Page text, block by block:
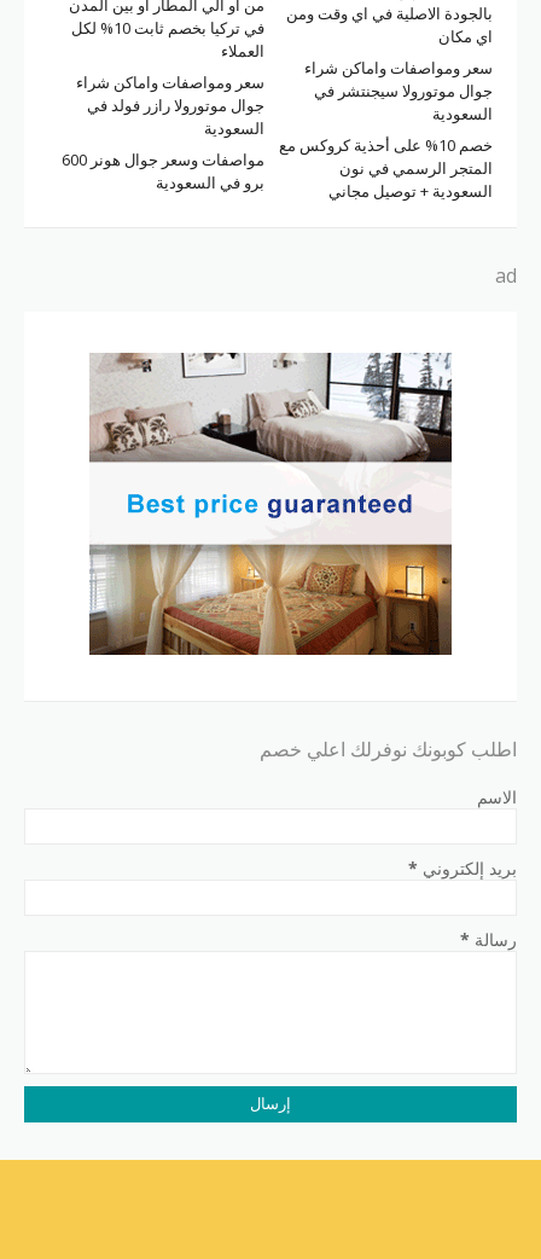
بالجودة الاصلية في اي وقت ومن
اي مكان
من او الي المطار او بين المدن
في تركيا بخصم ثابت 10% لكل
العملاء
سعر ومواصفات واماكن شراء
جوال موتورولا سيجنتشر في
السعودية
سعر ومواصفات واماكن شراء
جوال موتورولا رازر فولد في
السعودية
خصم 10% على أحذية كروكس مع
المتجر الرسمي في نون
السعودية + توصيل مجاني
مواصفات وسعر جوال هونر 600
برو في السعودية
ad
اطلب كوبونك نوفرلك اعلي خصم
الاسم
بريد إلكتروني *
رسالة *